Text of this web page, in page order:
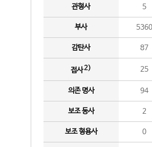
관형사 5
부사 5360
감탄사 87
접사2) 25
의존 명사 94
보조 동사 2
보조 형용사 0